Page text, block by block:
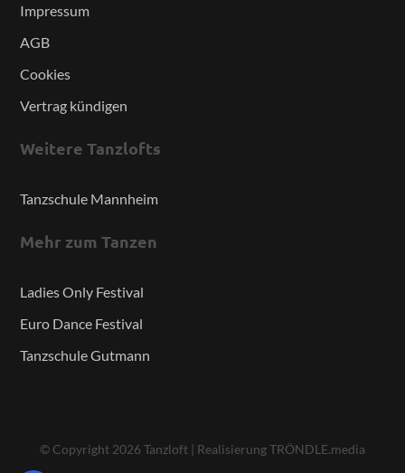
Impressum
AGB
Cookies
Vertrag kündigen
Weitere Tanzlofts
Tanzschule Mannheim
Mehr zum Tanzen
Ladies Only Festival
Euro Dance Festival
Tanzschule Gutmann
© Copyright 2026Tanzloft | Realisierung TRÖNDLE.media